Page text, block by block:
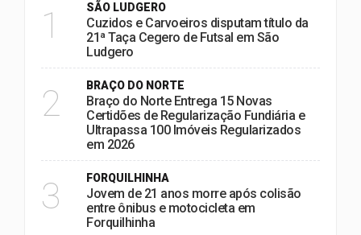
1 SÃO LUDGERO
Cuzidos e Carvoeiros disputam título da
21ª Taça Cegero de Futsal em São
Ludgero
2 BRAÇO DO NORTE
Braço do Norte Entrega 15 Novas
Certidões de Regularização Fundiária e
Ultrapassa 100 Imóveis Regularizados
em 2026
3 FORQUILHINHA
Jovem de 21 anos morre após colisão
entre ônibus e motocicleta em
Forquilhinha